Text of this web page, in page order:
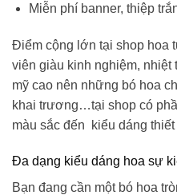
Miễn phí banner, thiệp
Điểm cộng lớn tại shop hoa
viên giàu kinh nghiệm, nhiệt
mỹ cao nên những bó hoa
khai trương…tại shop có
màu sắc đến kiểu dáng
Đa dạng kiểu dáng hoa sự
Bạn đang cần một bó hoa